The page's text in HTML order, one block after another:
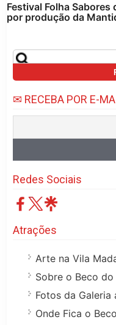
Festival Folha
por produção da
✉ RECEBA POR E-
Redes Sociais
Atrações
Arte na Vila
Sobre o Beco do
Fotos da Galeria
Onde Fica o